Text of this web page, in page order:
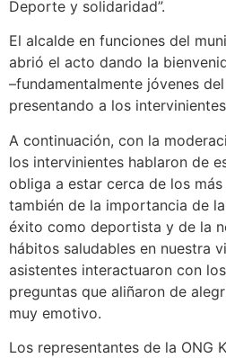
Deporte y solidaridad”.
El alcalde en funciones del
abrió el acto dando la
–fundamentalmente jóvenes
presentando a los
A continuación, con la
los intervinientes hablaron de
obliga a estar cerca de los
también de la importancia de
éxito como deportista y de la
hábitos saludables en nuestra
asistentes interactuaron con
preguntas que aliñaron de
muy emotivo.
Los representantes de la ONG